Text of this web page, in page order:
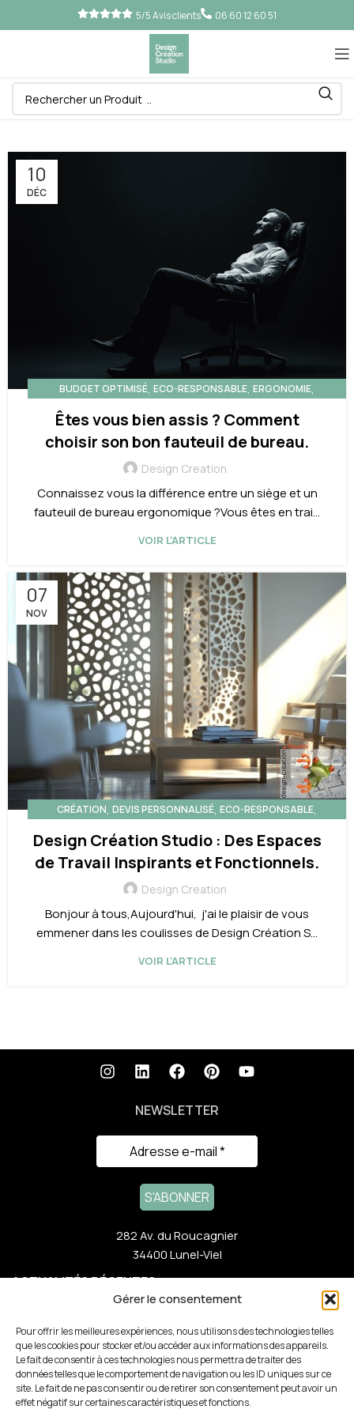
Gérer le consentement
Pour offrir les meilleures expériences, nous utilisons des technologies telles
que les cookies pour stocker et/ou accéder aux informations des appareils.
Le fait de consentir à ces technologies nous permettra de traiter des
données telles que le comportement de navigation ou les ID uniques sur ce
site. Le fait de ne pas consentir ou de retirer son consentement peut avoir un
effet négatif sur certaines caractéristiques et fonctions.
5/5 Avis clients 06 60 12 60 51
10
DÉC
BUDGET OPTIMISÉ, ECO-RESPONSABLE, ERGONOMIE,
Êtes vous bien assis ? Comment
choisir son bon fauteuil de bureau.
Design Creation
Connaissez vous la différence entre un siège et un
fauteuil de bureau ergonomique ?Vous êtes en trai...
VOIR L'ARTICLE
07
NOV
CRÉATION, DEVIS PERSONNALISÉ, ECO-RESPONSABLE,
Design Création Studio : Des Espaces
de Travail Inspirants et Fonctionnels.
Design Creation
Bonjour à tous,Aujourd'hui, j'ai le plaisir de vous
emmener dans les coulisses de Design Création S...
VOIR L'ARTICLE
NEWSLETTER
282 Av. du Roucagnier
34400 Lunel-Viel
ACTUALITÉS RÉCENTES
NOTRE GAMME
LIENS RAPIDES
PARTENAIRES